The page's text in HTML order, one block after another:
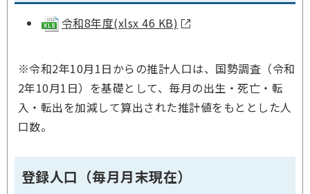
令和8年度(xlsx 46 KB)
※令和2年10月1日からの推計人口は、国勢調査（令和
2年10月1日）を基礎として、毎月の出生・死亡・転
入・転出を加減して算出された推計値をもととした人
口数。
登録人口（毎月月末現在）